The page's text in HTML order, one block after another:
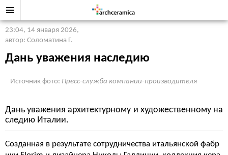
23:04, 14 января 2026,
автор: Соломатина Г.
Дань уважения наследию
Источник фото: Пресс-служба компании-производителя
Дань уважения архитектурному и художественному на
следию Италии.
Созданная в результате сотрудничества итальянской фабр